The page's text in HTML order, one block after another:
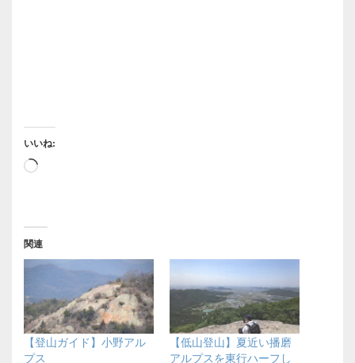
いいね:
読
み
中…
関連
【登山ガイド】小野アル
プス
【低山登山】夏近い播磨
アルプスを東行ハーフし